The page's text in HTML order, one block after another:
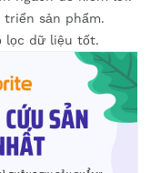
sản phẩm.
lọc dữ liệu tốt.